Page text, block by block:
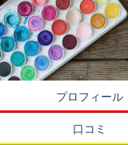
プロフィール
口コミ